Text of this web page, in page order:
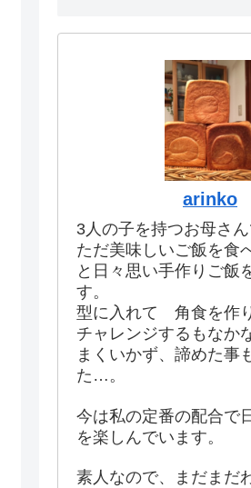
arinko
3人の子を持つお母さん
ただ美味しいご飯を食
と日々思い手作りご飯
す。
型に入れて 角食を作
チャレンジするもなか
まくいかず、諦めた事
た…。
今は私の定番の配合で
を楽しんでいます。
素人なので、まだまだ